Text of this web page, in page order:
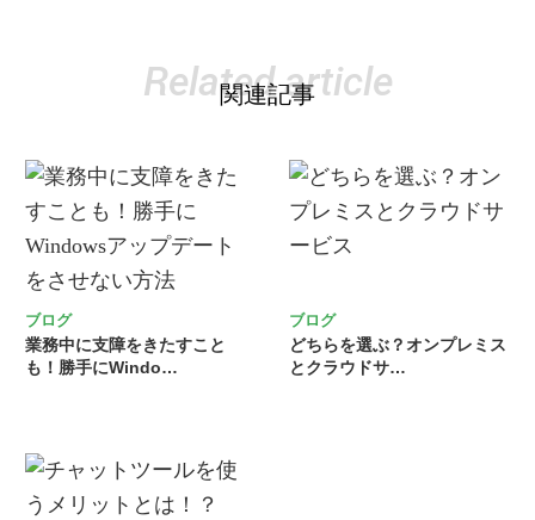
関連記事
Related article
ブログ
業務中に支障をきたすこと
も！勝手にWindo…
ブログ
どちらを選ぶ？オンプレミス
とクラウドサ…